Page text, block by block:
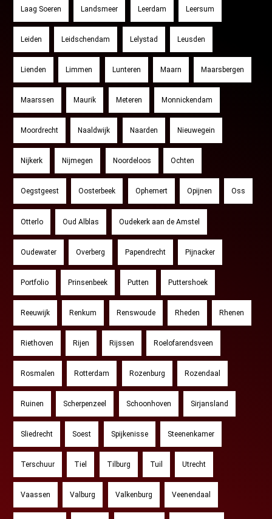
Laag Soeren Landsmeer Leerdam Leersum
Leiden Leidschendam Lelystad Leusden
Lienden Limmen Lunteren Maarn Maarsbergen
Maarssen Maurik Meteren Monnickendam
Moordrecht Naaldwijk Naarden Nieuwegein
Nijkerk Nijmegen Noordeloos Ochten
Oegstgeest Oosterbeek Ophemert Opijnen Oss
Otterlo Oud Alblas Oudekerk aan de Amstel
Oudewater Overberg Papendrecht Pijnacker
Portfolio Prinsenbeek Putten Puttershoek
Reeuwijk Renkum Renswoude Rheden Rhenen
Riethoven Rijen Rijssen Roelofarendsveen
Rosmalen Rotterdam Rozenburg Rozendaal
Ruinen Scherpenzeel Schoonhoven Sirjansland
Sliedrecht Soest Spijkenisse Steenenkamer
Terschuur Tiel Tilburg Tuil Utrecht
Vaassen Valburg Valkenburg Veenendaal